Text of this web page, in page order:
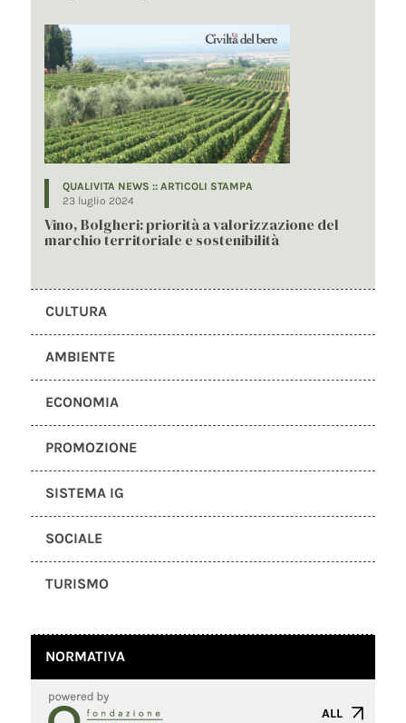
QUALIVITA NEWS :: ARTICOLI STAMPA
23 luglio 2024
Vino, Bolgheri: priorità a valorizzazione del
marchio territoriale e sostenibilità
CULTURA
AMBIENTE
ECONOMIA
PROMOZIONE
SISTEMA IG
SOCIALE
TURISMO
NORMATIVA
ALL